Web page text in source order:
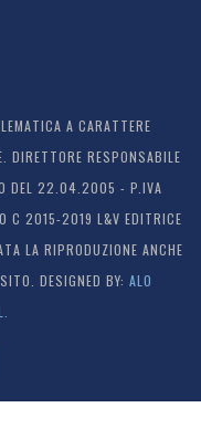
A CARATTERE
DIRETTORE RESPONSABILE
DEL 22.04.2005 - P.IVA
2015-2019 L&V EDITRICE
LA RIPRODUZIONE ANCHE
DESIGNED BY: ALO